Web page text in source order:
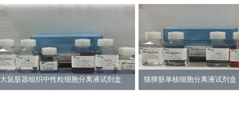
大鼠脏器组织中性粒细胞分离液试剂盒 猫脾脏单核细胞分离液试剂盒